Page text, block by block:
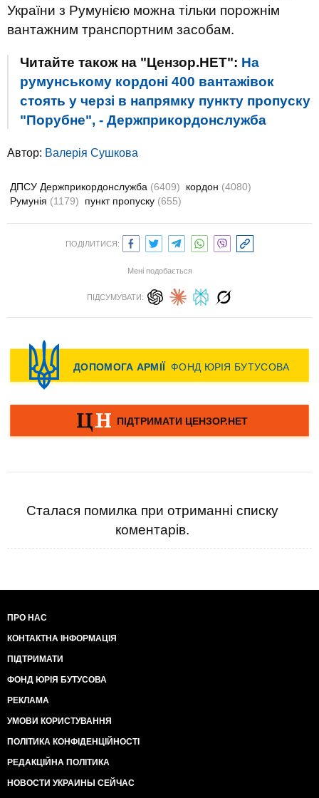
України з Румунією можна тільки порожнім
вантажним транспортним засобам.
Читайте також на "Цензор.НЕТ": На
румунському кордоні 400 вантажівок
стоять у черзі в напрямку пункту пропуску
"Порубне", - Держприкордонслужба
Автор: Валерiя Сушкова
ДПСУ Держприкордонслужба (6409) кордон (4080)
Румунія (1179) пункт пропуску (655)
ПОДІЛИТИСЯ:
Мені подобається
ПІДСУМУВАТИ:
Сталася помилка при отриманні списку
коментарів.
ПРО НАС
КОНТАКТНА ІНФОРМАЦІЯ
ПІДТРИМАТИ
ФОНД ЮРІЯ БУТУСОВА
РЕКЛАМА
УМОВИ КОРИСТУВАННЯ
ПОЛІТИКА КОНФІДЕНЦІЙНОСТІ
РЕДАКЦІЙНА ПОЛІТИКА
НОВОСТИ УКРАИНЫ СЕЙЧАС